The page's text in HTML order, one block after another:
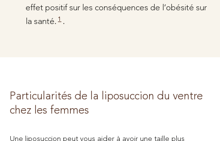
effet positif sur les conséquences de l’obésité sur
la santé. 1 .
Particularités de la liposuccion du ventre
chez les femmes
Une liposuccion peut vous aider à avoir une taille plus